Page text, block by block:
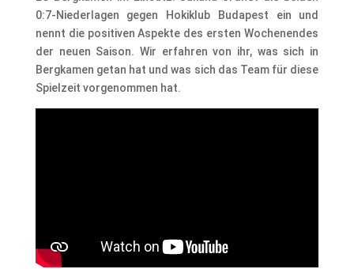
0:7-Niederlagen gegen Hokiklub Budapest ein und
nennt die positiven Aspekte des ersten Wochenendes
der neuen Saison. Wir erfahren von ihr, was sich in
Bergkamen getan hat und was sich das Team für diese
Spielzeit vorgenommen hat.